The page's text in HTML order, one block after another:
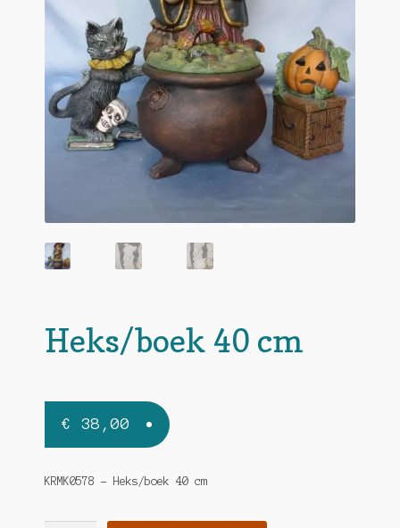
Heks/boek 40 cm
€ 38,00
KRMK0578 – Heks/boek 40 cm